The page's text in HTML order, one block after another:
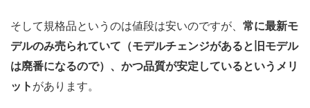
そして規格品というのは値段は安いのですが、 常に最新モ
デルのみ売られていて（モデルチェンジがあると旧モデル
は廃番になるので）、かつ品質が安定しているというメリ
ット があります。